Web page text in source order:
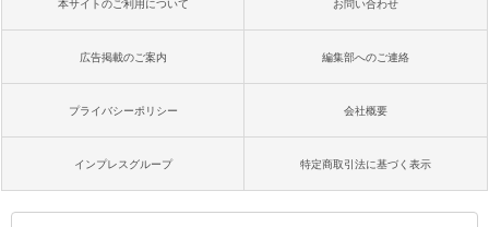
本サイトのご利用について お問い合わせ
広告掲載のご案内 編集部へのご連絡
プライバシーポリシー 会社概要
インプレスグループ 特定商取引法に基づく表示